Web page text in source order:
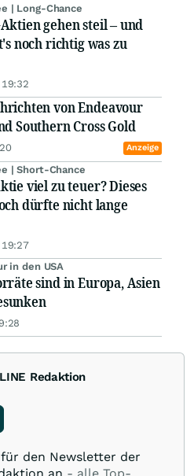
| Long-Chance
gehen steil – und
noch richtig was zu
von Endeavour
Southern Cross Gold
Anzeige
| Short-Chance
viel zu teuer? Dieses
dürfte nicht lange
in den USA
sind in Europa, Asien
Redaktion
für den Newsletter der